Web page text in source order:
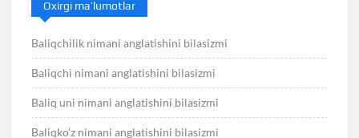
Oxirgi ma’lumotlar
Baliqchilik nimani anglatishini bilasizmi
Baliqchi nimani anglatishini bilasizmi
Baliq uni nimani anglatishini bilasizmi
Baliqko’z nimani anglatishini bilasizmi